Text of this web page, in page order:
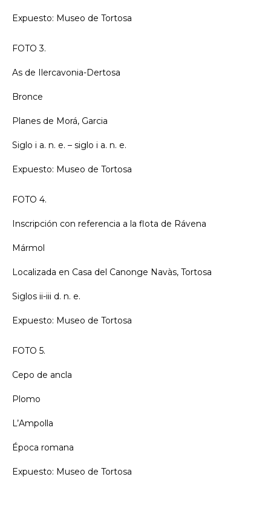
Expuesto: Museo de Tortosa
FOTO 3.
As de Ilercavonia-Dertosa
Bronce
Planes de Morá, Garcia
Siglo i a. n. e. – siglo i a. n. e.
Expuesto: Museo de Tortosa
FOTO 4.
Inscripción con referencia a la flota de Rávena
Mármol
Localizada en Casa del Canonge Navàs, Tortosa
Siglos ii-iii d. n. e.
Expuesto: Museo de Tortosa
FOTO 5.
Cepo de ancla
Plomo
L’Ampolla
Época romana
Expuesto: Museo de Tortosa